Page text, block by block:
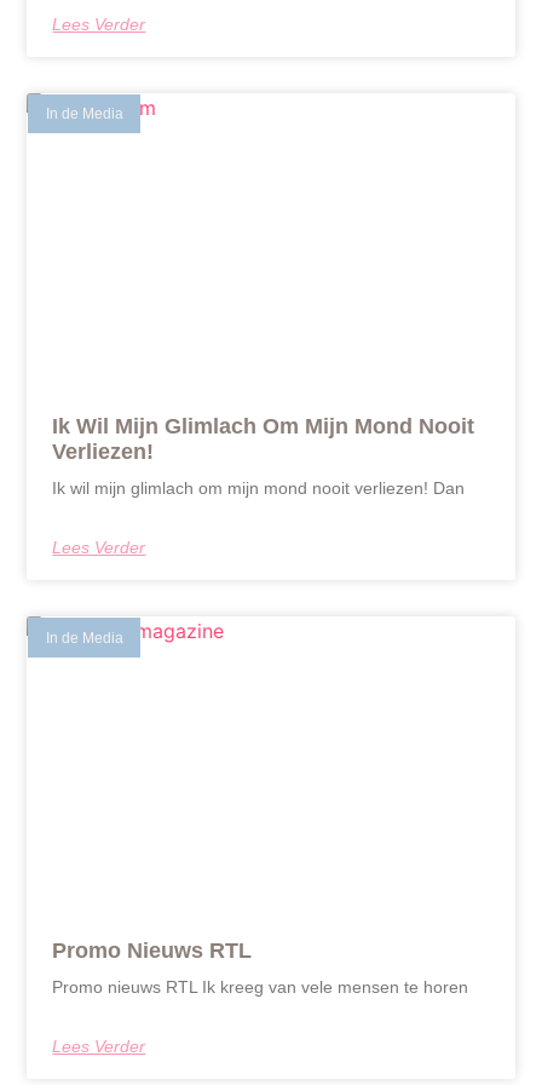
Lees Verder
In de Media
Ik Wil Mijn Glimlach Om Mijn Mond Nooit
Verliezen!
Ik wil mijn glimlach om mijn mond nooit verliezen! Dan
Lees Verder
In de Media
Promo Nieuws RTL
Promo nieuws RTL Ik kreeg van vele mensen te horen
Lees Verder